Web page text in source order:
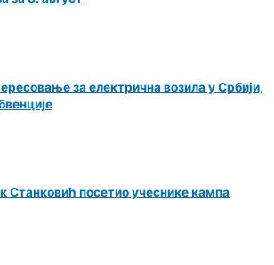
за електрична возила у Србији,
Станковић посетио учеснике кампа